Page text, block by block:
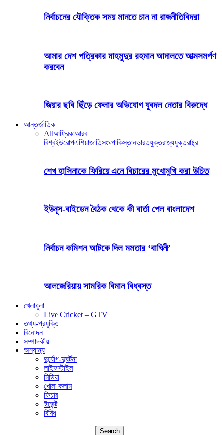
নির্বাচনের যৌক্তিক সময় মানতে চান না রাজনীতিবিদরা
আমার দেশ পত্রিকার মাহমুদুর রহমান আদালতে আত্মসমর্পণ
করবেন
জিয়ার ছবি ছিঁড়ে ফেলার অভিযোগ যুবদল নেতার বিরুদ্ধে
আন্তর্জাতিক
Allআফ্রিকাআরব
বিশ্বইউরোপএশিয়াজাতিসংঘপাকিস্তানভারতযুক্তরাজ্যযুক্তরাষ্ট্র
শেখ হাসিনাকে ফিরিয়ে এনে বিচারের মুখোমুখি করা উচিত
ইউনূস-বাইডেন বৈঠক থেকে কী বার্তা পেল বাংলাদেশ
নির্বাচন কমিশন আটকে দিল মমতার ‘বাঘিনী’
আলজেরিয়ায় সামরিক বিমান বিধ্বস্ত
খেলাধুলা
Live Cricket – GTV
তথ্য-প্রযুক্তি
বিনোদন
সম্পাদকীয়
অন্যান্য
দুর্যোগ-দুঘর্টনা
লাইফস্টাইল
মিডিয়া
খোলা কলাম
ফিচার
ইভেন্ট
বিবিধ